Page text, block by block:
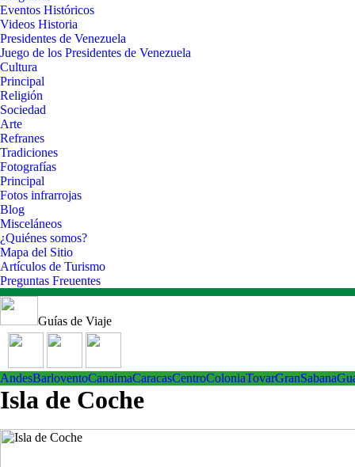
Eventos Históricos
Videos Historia
Presidentes de Venezuela
Juego de los Presidentes de Venezuela
Cultura
Principal
Religión
Sociedad
Arte
Refranes
Tradiciones
Fotografías
Principal
Fotos infrarrojas
Blog
Misceláneos
¿Quiénes somos?
Mapa del Sitio
Artículos de Turismo
Preguntas Freuentes
Guías de Viaje
AndesBarloventoCanaimaCaracasCentroColoniaTovarGranSabana
Isla de Coche